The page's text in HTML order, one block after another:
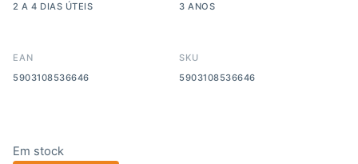
2 A 4 DIAS ÚTEIS
3 ANOS
EAN
5903108536646
SKU
5903108536646
Em stock